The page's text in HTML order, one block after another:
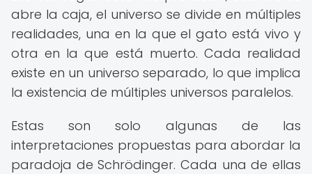
abre la caja, el universo se divide en múltiples
realidades, una en la que el gato está vivo y
otra en la que está muerto. Cada realidad
existe en un universo separado, lo que implica
la existencia de múltiples universos paralelos.
Estas son solo algunas de las
interpretaciones propuestas para abordar la
paradoja de Schrödinger. Cada una de ellas